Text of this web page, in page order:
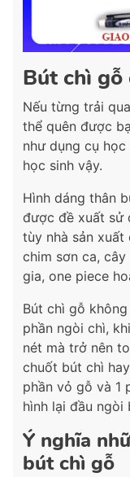
Bút chì
Nếu từng trải
thể quên được
như dụng cụ
học sinh vậy.
Hình dáng thân
được đề xuất sử
tùy nhà sản xuất
chim sơn ca, cây
gia, one piece
Bút chì gỗ
phần ngòi chì,
nét mà trở nên
chuốt bút chì
phần vỏ gỗ và 1
hình lại đầu ngòi
Ý nghĩa
bút chì gỗ